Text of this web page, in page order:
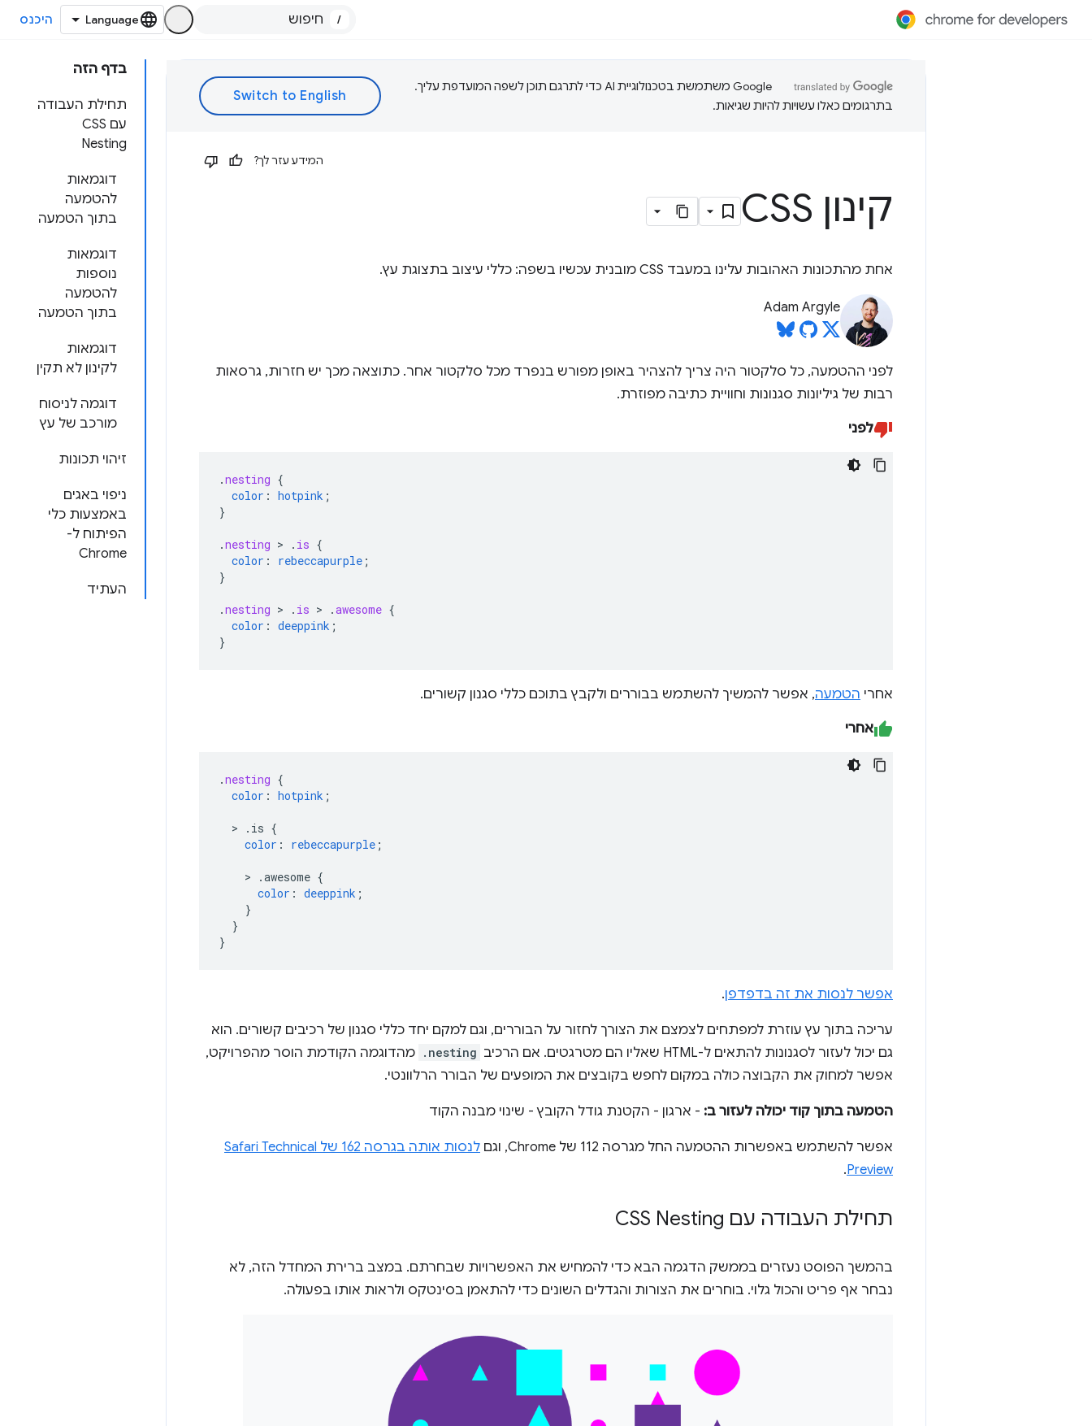
/ היכנס
בדף הזה
תחילת העבודה
עם CSS
Nesting
דוגמאות
להטמעה
בתוך הטמעה
דוגמאות
נוספות
להטמעה
בתוך הטמעה
דוגמאות
לקינון לא תקין
דוגמה לניסוח
מורכב של עץ
זיהוי תכונות
ניפוי באגים
באמצעות כלי
הפיתוח ל-
Chrome
העתיד
‫Google משתמשת בטכנולוגיית AI כדי לתרגם תוכן לשפה המועדפת עליך.
בתרגומים כאלו עשויות להיות שגיאות.
המידע עזר לך?
קינון CSS
אחת מהתכונות האהובות עלינו במעבד CSS מובנית עכשיו בשפה: כללי עיצוב בתצוגת עץ.
Adam Argyle
לפני ההטמעה, כל סלקטור היה צריך להצהיר באופן מפורש בנפרד מכל סלקטור אחר. כתוצאה מכך יש חזרות, גרסאות
רבות של גיליונות סגנונות וחוויית כתיבה מפוזרת.
לפני
.nesting {
color : hotpink ;
}
.nesting > . is {
color : rebeccapurple ;
}
.nesting > . is > .awesome {
color : deeppink ;
}
אחרי הטמעה, אפשר להמשיך להשתמש בבוררים ולקבץ בתוכם כללי סגנון קשורים.
אחרי
.nesting {
color : hotpink ;
> .is {
color : rebeccapurple ;
> .awesome {
color : deeppink ;
}
}
}
אפשר לנסות את זה בדפדפן.
עריכה בתוך עץ עוזרת למפתחים לצמצם את הצורך לחזור על הבוררים, וגם למקם יחד כללי סגנון של רכיבים קשורים. הוא
גם יכול לעזור לסגנונות להתאים ל-HTML שאליו הם מטרגטים. אם הרכיב
.nesting מהדוגמה הקודמת הוסר מהפרויקט,
אפשר למחוק את הקבוצה כולה במקום לחפש בקובצים את המופעים של הבורר הרלוונטי.
הטמעה בתוך קוד יכולה לעזור ב: - ארגון - הקטנת גודל הקובץ - שינוי מבנה הקוד
אפשר להשתמש באפשרות ההטמעה החל מגרסה 112 של Chrome, וגם
לנסות אותה בגרסה 162 של Safari Technical
Preview
.
תחילת העבודה עם CSS Nesting
בהמשך הפוסט נעזרים בממשק הדגמה הבא כדי להמחיש את האפשרויות שבחרתם. במצב ברירת המחדל הזה, לא
נבחר אף פריט והכול גלוי. בוחרים את הצורות והגדלים השונים כדי להתאמן בסינטקס ולראות אותו בפעולה.